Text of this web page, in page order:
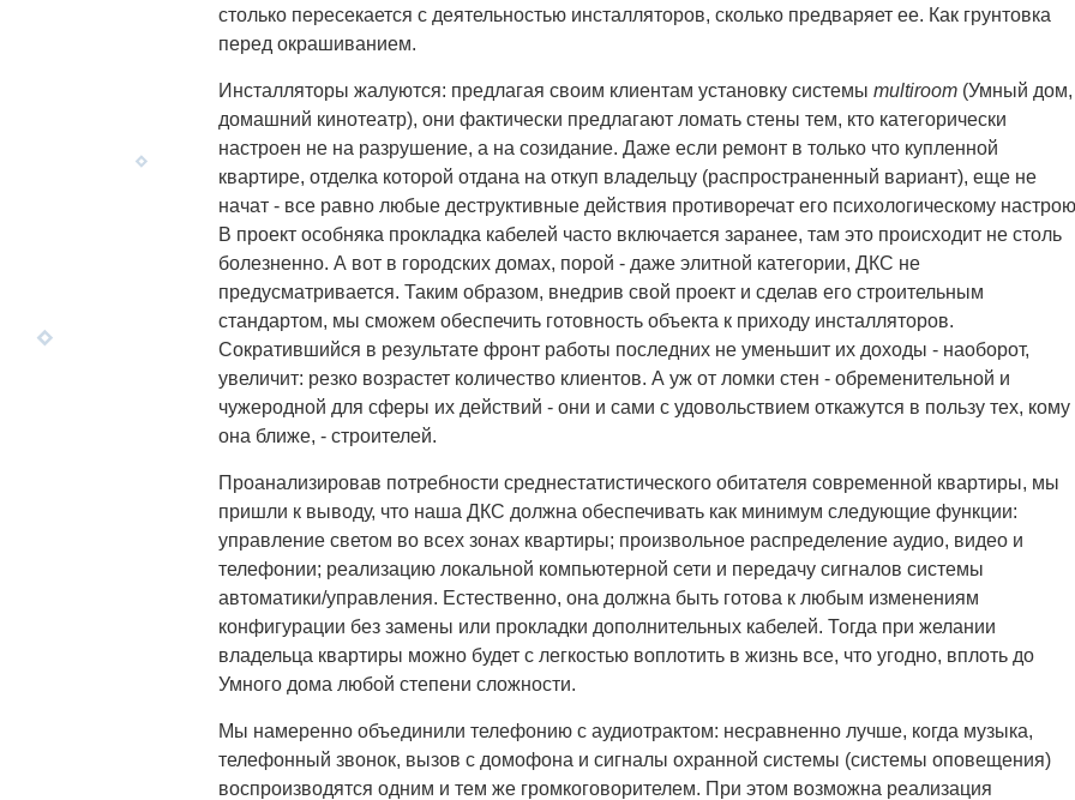
столько пересекается с деятельностью инсталляторов, сколько предваряет ее. Как грунтовка
перед окрашиванием.
Инсталляторы жалуются: предлагая своим клиентам установку системы multiroom (Умный дом,
домашний кинотеатр), они фактически предлагают ломать стены тем, кто категорически
настроен не на разрушение, а на созидание. Даже если ремонт в только что купленной
квартире, отделка которой отдана на откуп владельцу (распространенный вариант), еще не
начат - все равно любые деструктивные действия противоречат его психологическому
В проект особняка прокладка кабелей часто включается заранее, там это происходит не столь
болезненно. А вот в городских домах, порой - даже элитной категории, ДКС не
предусматривается. Таким образом, внедрив свой проект и сделав его строительным
стандартом, мы сможем обеспечить готовность объекта к приходу инсталляторов.
Сократившийся в результате фронт работы последних не уменьшит их доходы - наоборот,
увеличит: резко возрастет количество клиентов. А уж от ломки стен - обременительной и
чужеродной для сферы их действий - они и сами с удовольствием откажутся в пользу тех, кому
она ближе, - строителей.
Проанализировав потребности среднестатистического обитателя современной квартиры, мы
пришли к выводу, что наша ДКС должна обеспечивать как минимум следующие функции:
управление светом во всех зонах квартиры; произвольное распределение аудио, видео и
телефонии; реализацию локальной компьютерной сети и передачу сигналов системы
автоматики/управления. Естественно, она должна быть готова к любым изменениям
конфигурации без замены или прокладки дополнительных кабелей. Тогда при желании
владельца квартиры можно будет с легкостью воплотить в жизнь все, что угодно, вплоть до
Умного дома любой степени сложности.
Мы намеренно объединили телефонию с аудиотрактом: несравненно лучше, когда музыка,
телефонный звонок, вызов с домофона и сигналы охранной системы (системы оповещения)
воспроизводятся одним и тем же громкоговорителем. При этом возможна реализация